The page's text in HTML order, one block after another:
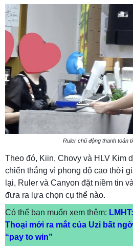
Ruler chủ động thanh toán
Theo đó, Kiin, Chovy và HLV Kim
chiến thắng vì phong độ cao thời
lại, Ruler và Canyon đặt niềm tin
đưa ra lựa chọn cụ thể nào.
Có thể bạn muốn xem thêm:
Thoại mới ra mắt của Uzi bất
“pay to win”